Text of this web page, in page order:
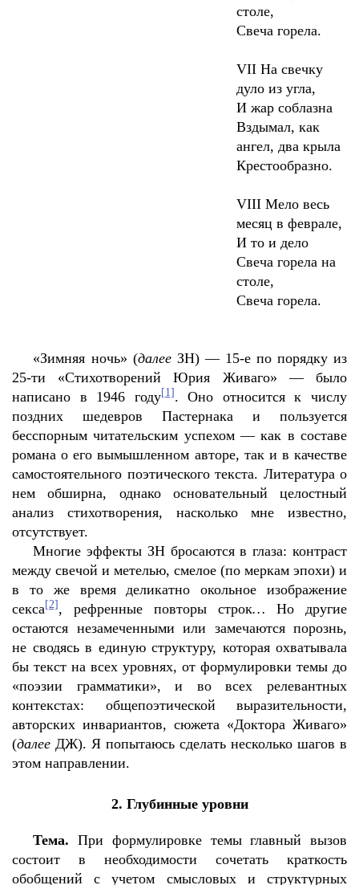
столе,
Свеча горела.
VII На свечку
дуло из угла,
И жар соблазна
Вздымал, как
ангел, два крыла
Крестообразно.
VIII Мело весь
месяц в феврале,
И то и дело
Свеча горела на
столе,
Свеча горела.
«Зимняя ночь» (далее ЗН) — 15-е по порядку из
25-ти «Стихотворений Юрия Живаго» — было
написано в 1946 году[1] .
Оно относится к числу
поздних шедевров Пастернака и пользуется
бесспорным читательским успехом — как в составе
романа о его вымышленном авторе, так и в качестве
самостоятельного поэтического текста. Литература о
нем обширна, однако основательный целостный
анализ стихотворения, насколько мне известно,
отсутствует.
Многие эффекты ЗН бросаются в глаза: контраст
между свечой и метелью, смелое (по меркам эпохи) и
в то же время деликатно окольное изображение
секса[2] , рефренные повторы строк… Но другие
остаются незамеченными или замечаются порознь,
не сводясь в единую структуру, которая охватывала
бы текст на всех уровнях, от формулировки темы до
«поэзии грамматики», и во всех релевантных
контекстах: общепоэтической выразительности,
авторских инвариантов, сюжета «Доктора Живаго»
(далее ДЖ). Я попытаюсь сделать несколько шагов в
этом направлении.
2. Глубинные уровни
Тема.При формулировке темы главный вызов
состоит в необходимости сочетать краткость
обобщений с учетом смысловых и структурных